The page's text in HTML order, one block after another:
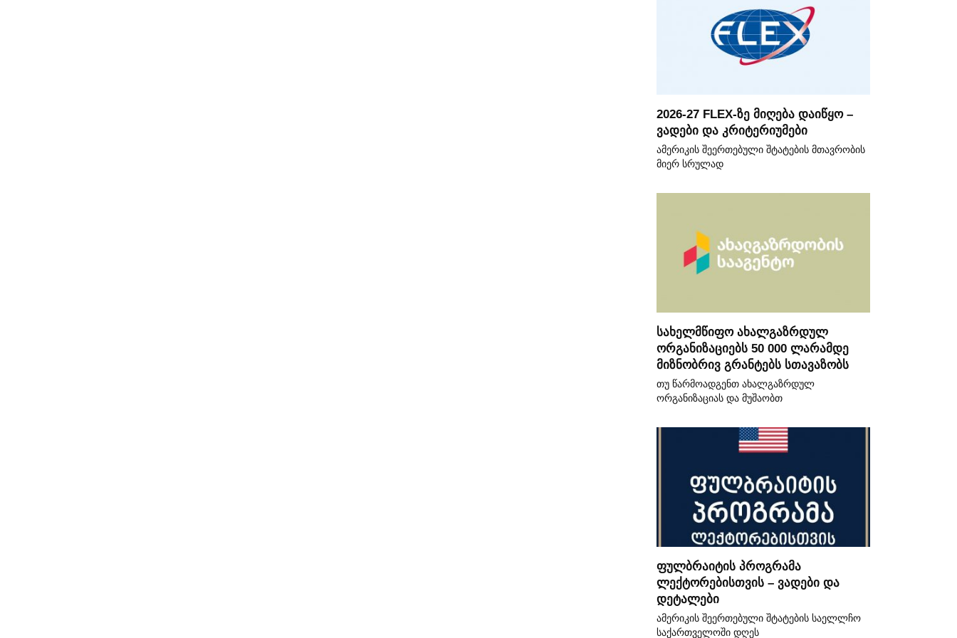
2026-27 FLEX-ზე მიღება დაიწყო –
ვადები და კრიტერიუმები
ამერიკის შეერთებული შტატების მთავრობის
მიერ სრულად
სახელმწიფო ახალგაზრდულ
ორგანიზაციებს 50 000 ლარამდე
მიზნობრივ გრანტებს სთავაზობს
თუ წარმოადგენთ ახალგაზრდულ
ორგანიზაციას და მუშაობთ
ფულბრაიტის პროგრამა
ლექტორებისთვის – ვადები და
დეტალები
ამერიკის შეერთებული შტატების საელლჩო
საქართველოში დღეს